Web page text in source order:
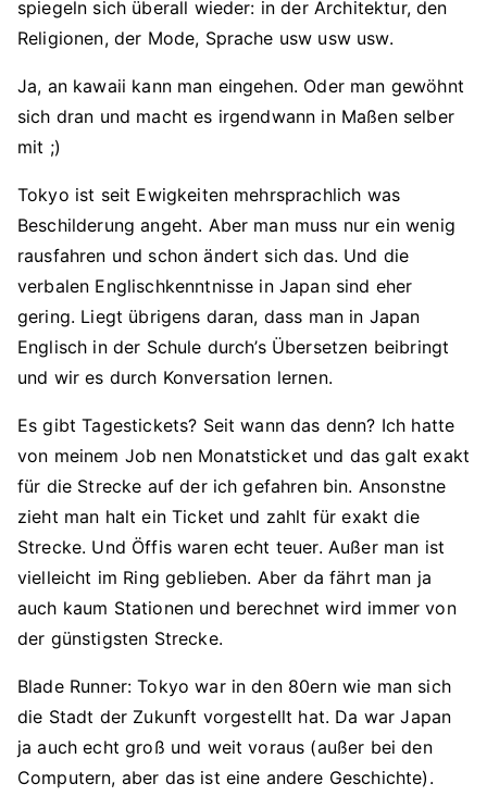
spiegeln sich überall wieder: in der Architektur, den
Religionen, der Mode, Sprache usw usw usw.
Ja, an kawaii kann man eingehen. Oder man gewöhnt
sich dran und macht es irgendwann in Maßen selber
mit ;)
Tokyo ist seit Ewigkeiten mehrsprachlich was
Beschilderung angeht. Aber man muss nur ein wenig
rausfahren und schon ändert sich das. Und die
verbalen Englischkenntnisse in Japan sind eher
gering. Liegt übrigens daran, dass man in Japan
Englisch in der Schule durch’s Übersetzen beibringt
und wir es durch Konversation lernen.
Es gibt Tagestickets? Seit wann das denn? Ich hatte
von meinem Job nen Monatsticket und das galt exakt
für die Strecke auf der ich gefahren bin. Ansonstne
zieht man halt ein Ticket und zahlt für exakt die
Strecke. Und Öffis waren echt teuer. Außer man ist
vielleicht im Ring geblieben. Aber da fährt man ja
auch kaum Stationen und berechnet wird immer von
der günstigsten Strecke.
Blade Runner: Tokyo war in den 80ern wie man sich
die Stadt der Zukunft vorgestellt hat. Da war Japan
ja auch echt groß und weit voraus (außer bei den
Computern, aber das ist eine andere Geschichte).